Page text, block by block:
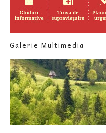
Galerie Multimedia